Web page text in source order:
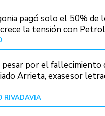
pagó solo el 50% de
la tensión con
por el fallecimiento
Arrieta, exasesor
RIVADAVIA